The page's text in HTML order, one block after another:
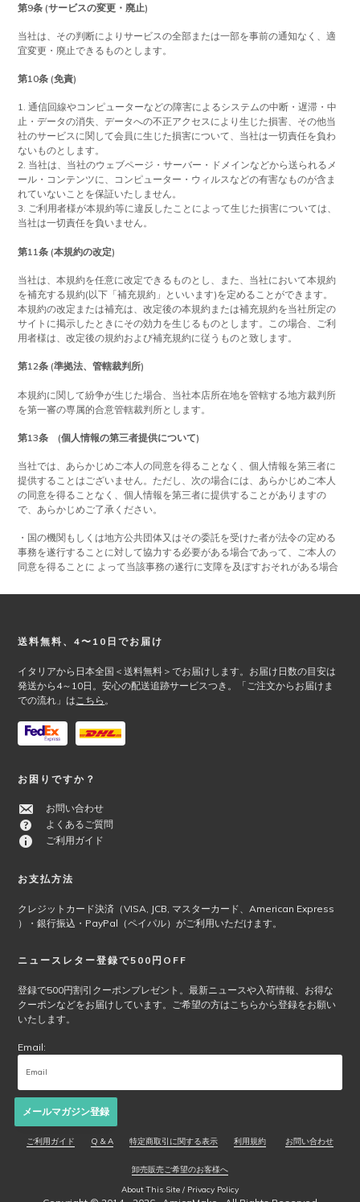
第9条 (サービスの変更・廃止)
当社は、その判断によりサービスの全部または一部を事前の通知なく、適
宜変更・廃止できるものとします。
第10条 (免責)
1. 通信回線やコンピューターなどの障害によるシステムの中断・遅滞・中
止・データの消失、データへの不正アクセスにより生じた損害、その他当
社のサービスに関して会員に生じた損害について、当社は一切責任を負わ
ないものとします。
2. 当社は、当社のウェブページ・サーバー・ドメインなどから送られるメ
ール・コンテンツに、コンピューター・ウィルスなどの有害なものが含ま
れていないことを保証いたしません。
3. ご利用者様が本規約等に違反したことによって生じた損害については、
当社は一切責任を負いません。
第11条 (本規約の改定)
当社は、本規約を任意に改定できるものとし、また、当社において本規約
を補充する規約(以下「補充規約」といいます)を定めることができます。
本規約の改定または補充は、改定後の本規約または補充規約を当社所定の
サイトに掲示したときにその効力を生じるものとします。この場合、ご利
用者様は、改定後の規約および補充規約に従うものと致します。
第12条 (準拠法、管轄裁判所)
本規約に関して紛争が生じた場合、当社本店所在地を管轄する地方裁判所
を第一審の専属的合意管轄裁判所とします。
第13条 (個人情報の第三者提供について)
当社では、あらかじめご本人の同意を得ることなく、個人情報を第三者に
提供することはございません。ただし、次の場合には、あらかじめご本人
の同意を得ることなく、個人情報を第三者に提供することがありますの
で、あらかじめご了承ください。
・国の機関もしくは地方公共団体又はその委託を受けた者が法令の定める
事務を遂行することに対して協力する必要がある場合であって、ご本人の
同意を得ることに よって当該事務の遂行に支障を及ぼすおそれがある場合
Footer
送料無料、4〜10日でお届け
イタリアから日本全国＜送料無料＞でお届けします。お届け日数の目安は
発送から4～10日。安心の配送追跡サービスつき。「ご注文からお届けま
での流れ」は こちら 。
お困りですか？
お問い合わせ
よくあるご質問
ご利用ガイド
お支払方法
クレジットカード決済（VISA, JCB, マスターカード、American Express
）・銀行振込・PayPal（ペイパル）がご利用いただけます。
ニュースレター登録で500円OFF
登録で500円割引クーポンプレゼント。最新ニュースや入荷情報、お得な
クーポンなどをお届けしています。ご希望の方はこちらから登録をお願い
いたします。
Email:
メールマガジン登録
ご利用ガイド Q & A 特定商取引に関する表示 利用規約 お問い合わせ
卸売販売ご希望のお客様へ
About This Site / Privacy Policy